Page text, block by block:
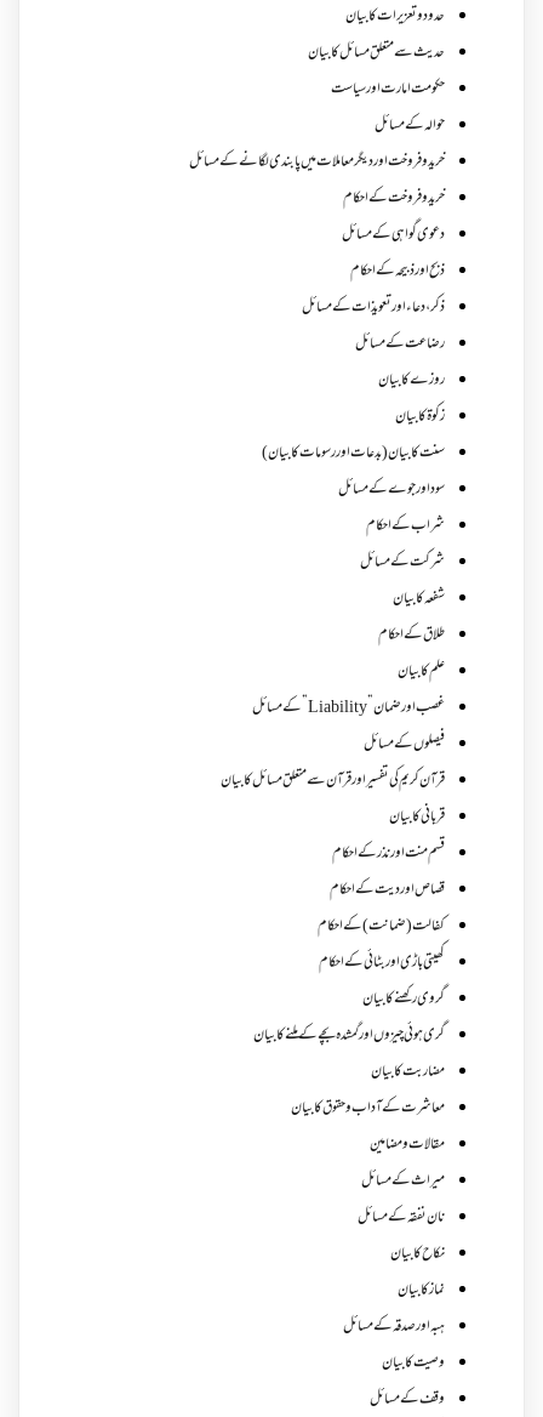
حدود و تعزیرات کا بیان
حدیث سے متعلق مسائل کا بیان
حکومت امارت اور سیاست
حوالہ کے مسائل
خرید و فروخت اور دیگر معاملات میں پابندی لگانے کے مسائل
خرید و فروخت کے احکام
دعوی گواہی کے مسائل
ذبح اور ذبیحہ کے احکام
ذکر،دعاء اور تعویذات کے مسائل
رضاعت کے مسائل
روزے کا بیان
زکوة کابیان
سنت کا بیان (بدعات اور رسومات کا بیان)
سود اور جوے کے مسائل
شراب کے احکام
شرکت کے مسائل
شفعہ کا بیان
طلاق کے احکام
علم کا بیان
غصب اورضمان”Liability” کے مسائل
فیصلوں کے مسائل
قرآن کریم کی تفسیر اور قرآن سے متعلق مسائل کا بیان
قربانی کا بیان
قسم منت اور نذر کے احکام
قصاص اور دیت کے احکام
کفالت (ضمانت) کے احکام
کھیتی باڑی اور بٹائی کے احکام
گروی رکھنے کا بیان
گری ہوئی چیزوں اورگمشدہ بچے کے ملنے کا بیان
مضاربت کا بیان
معاشرت کے آداب و حقوق کا بیان
مقالات ومضامین
میراث کے مسائل
نان نفقہ کے مسائل
نکاح کا بیان
نماز کا بیان
ہبہ اور صدقہ کے مسائل
وصیت کا بیان
وقف کے مسائل